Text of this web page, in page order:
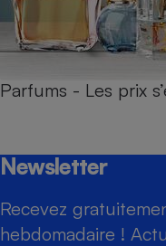
Parfums - Les prix
Newsletter
Recevez
hebdomadaire !